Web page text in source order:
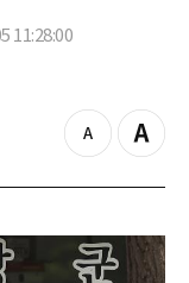
11:28:00
z
o
o
u
Z
o
i
n